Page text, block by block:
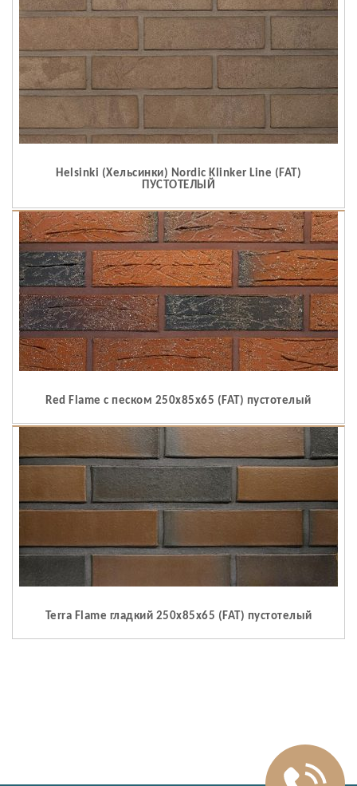
Helsinki (Хельсинки) Nordic Klinker Line (FAT)
ПУСТОТЕЛЫЙ
Red Flame c песком 250x85x65 (FAT) пустотелый
Terra Flame гладкий 250x85x65 (FAT) пустотелый